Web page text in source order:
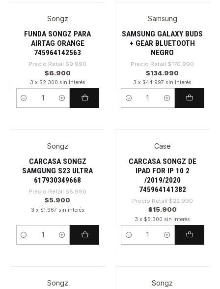
Songz
FUNDA SONGZ PARA
AIRTAG ORANGE
745964142563
Precio Retail $9.990
$6.900
3 x $2.300 sin interés
Cantidad
Samsung
SAMSUNG GALAXY BUDS
+ GEAR BLUETOOTH
NEGRO
Precio Retail $170.990
$134.990
3 x $44.997 sin interés
Cantidad
Songz
CARCASA SONGZ
SAMGUNG S23 ULTRA
617930349668
Precio Retail $8.990
$5.900
3 x $1.967 sin interés
Cantidad
Case
CARCASA SONGZ DE
IPAD FOR IP 10 2
/2019/2020
745964141382
Precio Retail $22.990
$15.900
3 x $5.300 sin interés
Cantidad
Songz Songz